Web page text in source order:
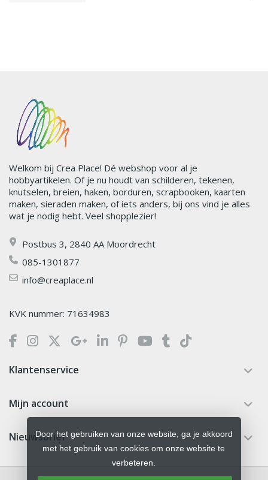
Welkom bij Crea Place! Dé webshop voor al je
hobbyartikelen. Of je nu houdt van schilderen, tekenen,
knutselen, breien, haken, borduren, scrapbooken, kaarten
maken, sieraden maken, of iets anders, bij ons vind je alles
wat je nodig hebt. Veel shopplezier!
Postbus 3, 2840 AA Moordrecht
085-1301877
info@creaplace.nl
KVK nummer: 71634983
Klantenservice
Mijn account
Nieuwsbrief
Door het gebruiken van onze website, ga je akkoord
met het gebruik van cookies om onze website te
verbeteren.